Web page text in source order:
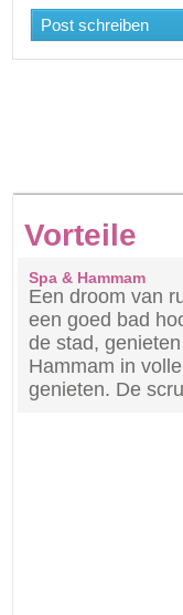
Post schreiben
Vorteile
Spa & Hammam
Een droom van
een goed bad
de stad,
Hammam in
genieten. De